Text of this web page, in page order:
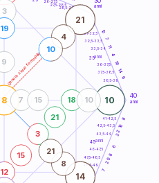
generazione femminile
anni
40
anni
26-27,5
27,5-28,5
28,5-29
31-32,5
32,5-33,5
33,5-34
36-37,5
37,5-38,5
38,5-39
41-42,5
42,5-43,5
43,5-44
46-47,5
47,5-48,5
48,5-49
10
7
11
4
18
14
6
8
16
22
6
8
20
7
10
8
21
14
12
15
3
21
18
3
10
19
7 15
9
4
10
8
21
35anni
45anni